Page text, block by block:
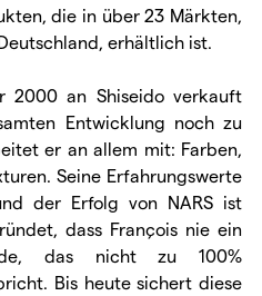
die in über 23 Märkten,
erhältlich ist.
2000 an Shiseido verkauft
Entwicklung noch zu
er an allem mit: Farben,
Seine Erfahrungswerte
der Erfolg von NARS ist
dass François nie ein
das nicht zu 100%
Bis heute sichert diese